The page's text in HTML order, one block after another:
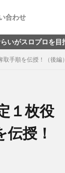
合わせ
指すお話
手順を伝授！（後編）
１枚役
授！